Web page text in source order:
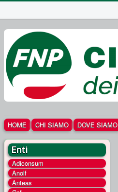
HOME CHI SIAMO DOVE SIAMO
Enti
Adiconsum
Anolf
Anteas